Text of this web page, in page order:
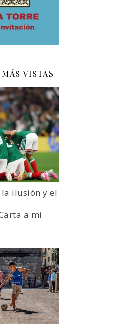
VISTAS
la ilusión y el
a mi